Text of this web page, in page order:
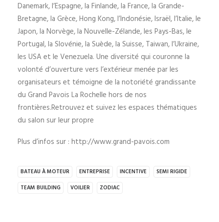
Danemark, l’Espagne, la Finlande, la France, la Grande-
Bretagne, la Grèce, Hong Kong, l’Indonésie, Israël, l’Italie, le
Japon, la Norvège, la Nouvelle-Zélande, les Pays-Bas, le
Portugal, la Slovénie, la Suède, la Suisse, Taiwan, l’Ukraine,
les USA et le Venezuela. Une diversité qui couronne la
volonté d’ouverture vers l’extérieur menée par les
organisateurs et témoigne de la notoriété grandissante
du Grand Pavois La Rochelle hors de nos
frontières.Retrouvez et suivez les espaces thématiques
du salon sur leur propre
Plus d’infos sur : http://www.grand-pavois.com
BATEAU À MOTEUR ENTREPRISE INCENTIVE
SEMI RIGIDE
TEAM BUILDING
VOILIER ZODIAC